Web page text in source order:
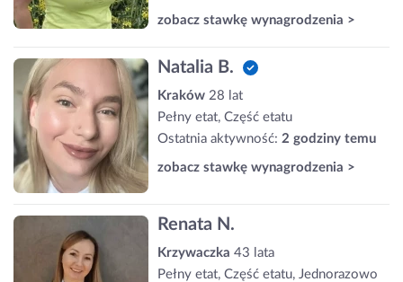
zobacz stawkę wynagrodzenia >
Natalia B.
Kraków 28 lat
Pełny etat, Część etatu
Ostatnia aktywność: 2 godziny temu
zobacz stawkę wynagrodzenia >
Renata N.
Krzywaczka 43 lata
Pełny etat, Część etatu, Jednorazowo